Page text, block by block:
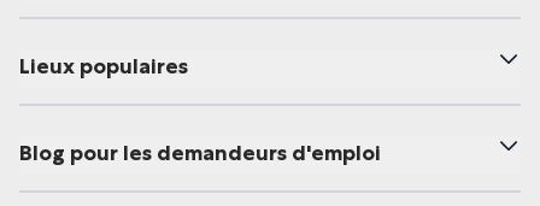
Lieux populaires
Blog pour les demandeurs d'emploi